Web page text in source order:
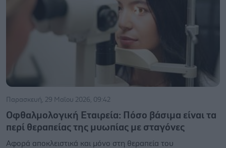
Παρασκευή, 29 Μαΐου 2026, 09:42
Οφθαλμολογική Εταιρεία: Πόσο βάσιμα είναι τα
περί θεραπείας της μυωπίας με σταγόνες
Αφορά αποκλειστικά και μόνο στη θεραπεία του